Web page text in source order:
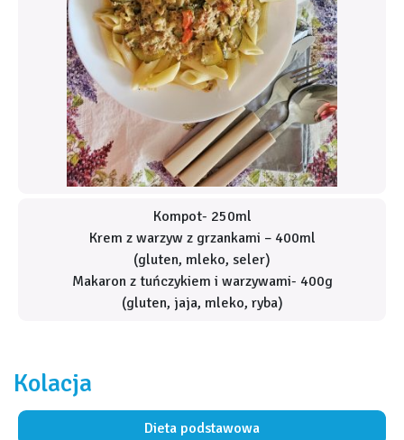
Kompot- 250ml
Krem z warzyw z grzankami – 400ml
(gluten, mleko, seler)
Makaron z tuńczykiem i warzywami- 400g
(gluten, jaja, mleko, ryba)
Kolacja
Dieta podstawowa